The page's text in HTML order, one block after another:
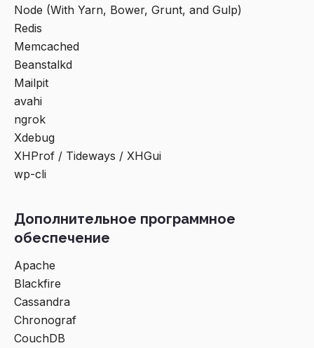
Node (With Yarn, Bower, Grunt, and Gulp)
Redis
Memcached
Beanstalkd
Mailpit
avahi
ngrok
Xdebug
XHProf / Tideways / XHGui
wp-cli
Дополнительное программное
обеспечение
Apache
Blackfire
Cassandra
Chronograf
CouchDB